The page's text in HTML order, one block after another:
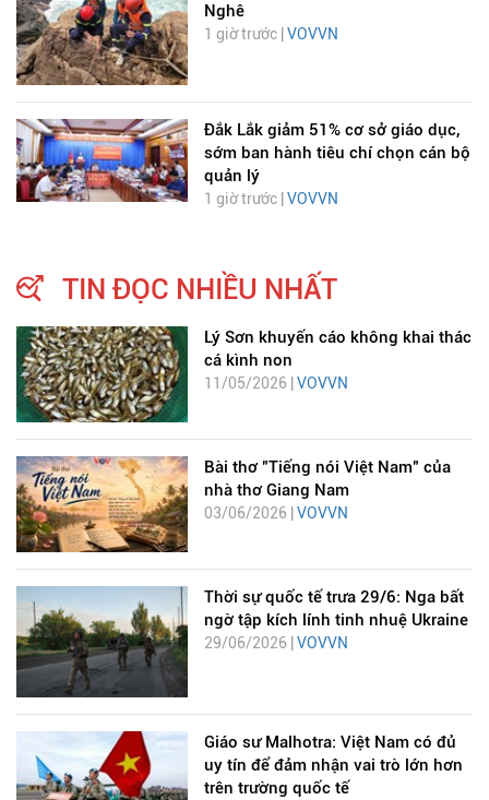
Nghê
1 giờ trước | VOVVN
Đắk Lắk giảm 51% cơ sở giáo dục,
sớm ban hành tiêu chí chọn cán bộ
quản lý
1 giờ trước | VOVVN
TIN ĐỌC NHIỀU NHẤT
Lý Sơn khuyến cáo không khai thác
cá kình non
11/05/2026 | VOVVN
Bài thơ "Tiếng nói Việt Nam" của
nhà thơ Giang Nam
03/06/2026 | VOVVN
Thời sự quốc tế trưa 29/6: Nga bất
ngờ tập kích lính tinh nhuệ Ukraine
29/06/2026 | VOVVN
Giáo sư Malhotra: Việt Nam có đủ
uy tín để đảm nhận vai trò lớn hơn
trên trường quốc tế